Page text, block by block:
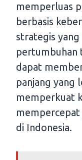
memperluas
berbasis
strategis
pertumbuhan
dapat
panjang yang
memperkuat
mempercepat
di Indonesia.